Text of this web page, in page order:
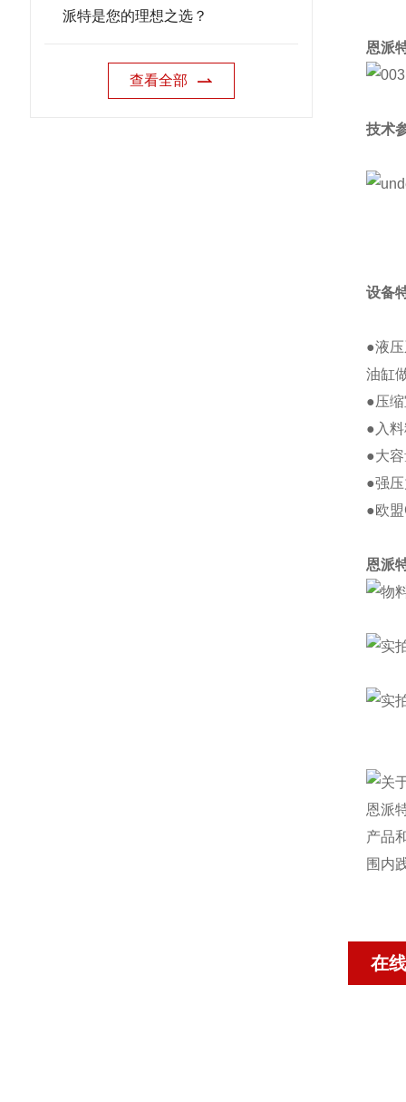
派特是您的理想之选？
查看全部
恩派
技术
设备
●液
油缸
●压
●入
●大
●强
●欧盟
恩派
恩派
产品
围内
在